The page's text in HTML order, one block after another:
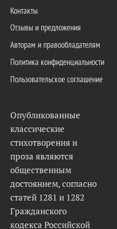
Контакты
Отзывы и предложения
Авторам и правообладателям
Политика конфиденциальности
Пользовательское соглашение
Опубликованные
классические
стихотворения и
проза являются
общественным
достоянием, согласно
статей 1281 и 1282
Гражданского
кодекса Российской